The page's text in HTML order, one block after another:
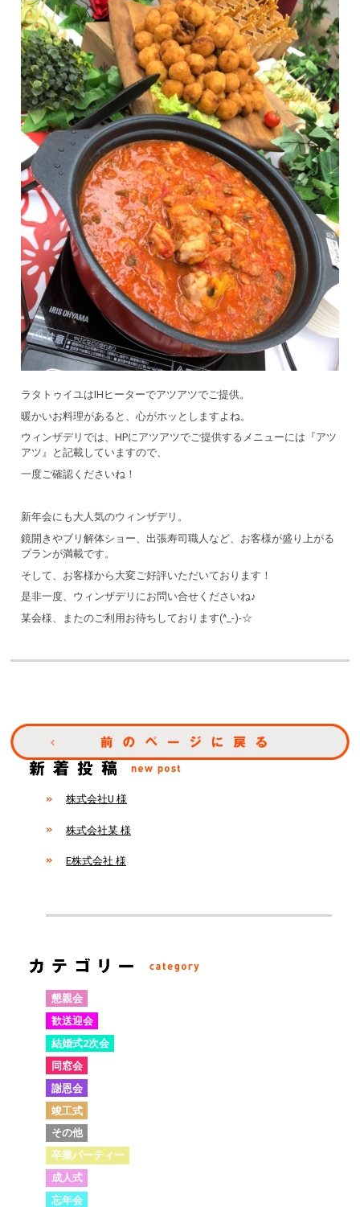
ラタトゥイユはIHヒーターでアツアツでご提供。
暖かいお料理があると、心がホッとしますよね。
ウィンザデリでは、HPにアツアツでご提供するメニューには『アツ
アツ』と記載していますので、
一度ご確認くださいね！
新年会にも大人気のウィンザデリ。
鏡開きやブリ解体ショー、出張寿司職人など、お客様が盛り上がる
プランが満載です。
そして、お客様から大変ご好評いただいております！
是非一度、ウィンザデリにお問い合せくださいね♪
某会様、またのご利用お待ちしております(^_-)-☆
株式会社U 様
株式会社某 様
E株式会社 様
懇親会
歓送迎会
結婚式2次会
同窓会
謝恩会
竣工式
その他
卒業パーティー
成人式
忘年会